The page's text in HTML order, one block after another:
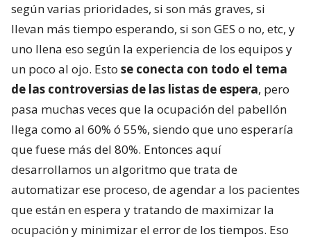
según varias prioridades, si son más graves, si
llevan más tiempo esperando, si son GES o no, etc, y
uno llena eso según la experiencia de los equipos y
un poco al ojo. Esto se conecta con todo el tema
de las controversias de las listas de espera, pero
pasa muchas veces que la ocupación del pabellón
llega como al 60% ó 55%, siendo que uno esperaría
que fuese más del 80%. Entonces aquí
desarrollamos un algoritmo que trata de
automatizar ese proceso, de agendar a los pacientes
que están en espera y tratando de maximizar la
ocupación y minimizar el error de los tiempos. Eso